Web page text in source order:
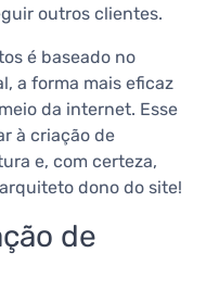
outros clientes.
é baseado no
a forma mais eficaz
da internet. Esse
à criação de
e, com certeza,
dono do site!
de